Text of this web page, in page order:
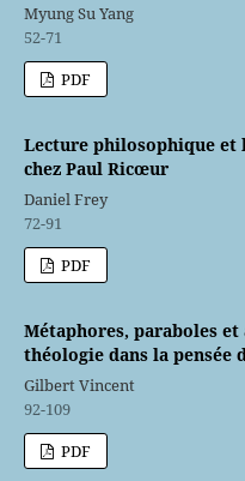
Myung Su Yang
52-71
PDF
Lecture philosophique et
chez Paul Ricœur
Daniel Frey
72-91
PDF
Métaphores, paraboles
théologie dans la pensée
Gilbert Vincent
92-109
PDF